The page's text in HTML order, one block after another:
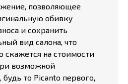
позволяющее
обивку
и сохранить
вид салона, что
скажется на стоимости
возможной
то Picanto первого,